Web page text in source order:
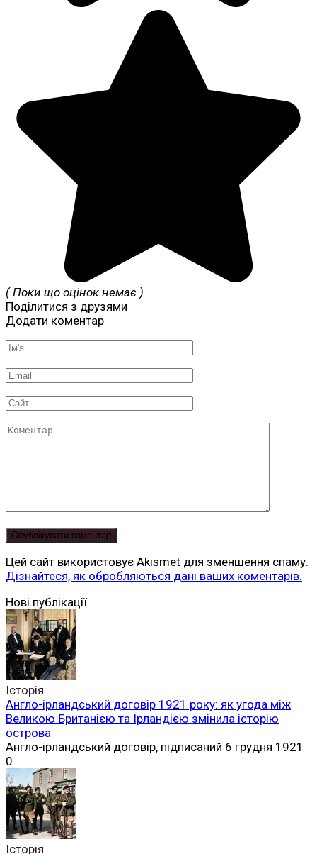
( Поки що оцінок немає )
Поділитися з друзями
Додати коментар
Ім'я
*
Email
*
Сайт
Коментар
Цей сайт використовує Akismet для зменшення спаму.
Дізнайтеся, як обробляються дані ваших коментарів.